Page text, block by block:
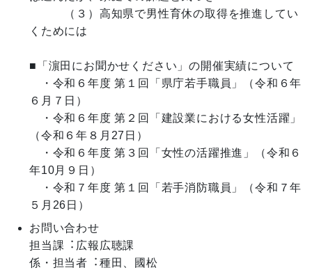
（３）高知県で男性育休の取得を推進してい
くためには
■「濵⽥にお聞かせください」の開催実績について
・令和６年度 第１回「県庁若⼿職員」（令和６年
６⽉７⽇）
・令和６年度 第２回「建設業における⼥性活躍」
（令和６年８⽉27⽇）
・令和６年度 第３回「⼥性の活躍推進」（令和６
年10⽉９⽇）
・令和７年度 第１回「若手消防職員」（令和７年
お問い合わせ
担当課︓広報広聴課
係・担当者︓種⽥、國松